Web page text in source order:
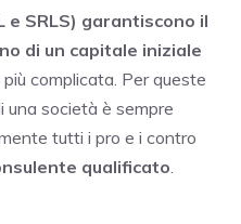
e SRLS) garantiscono il
di un capitale iniziale
complicata. Per queste
una società è sempre
tutti i pro e i contro
qualificato